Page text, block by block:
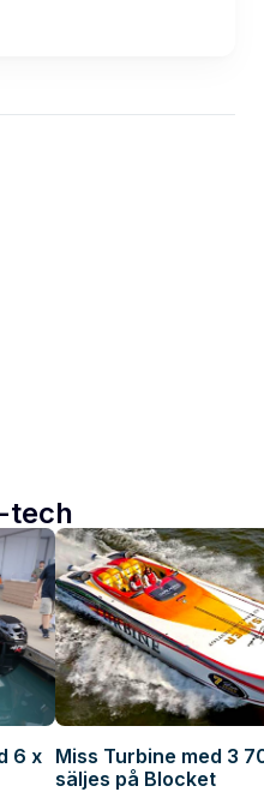
tech
6 x
Miss Turbine med 3
säljes på Blocket